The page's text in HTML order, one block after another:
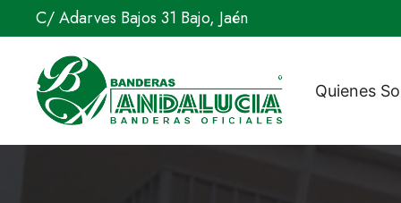
Saltar
al
contenido
C/ Adarves Bajos 31 Bajo, Jaén
Quienes